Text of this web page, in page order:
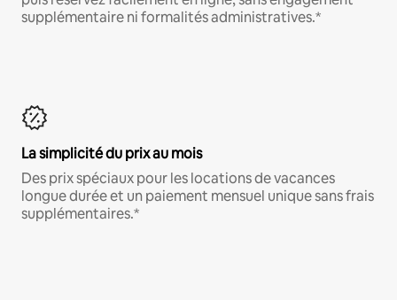
supplémentaire ni formalités administratives.*
La simplicité du prix au mois
Des prix spéciaux pour les locations de vacances
longue durée et un paiement mensuel unique sans frais
supplémentaires.*